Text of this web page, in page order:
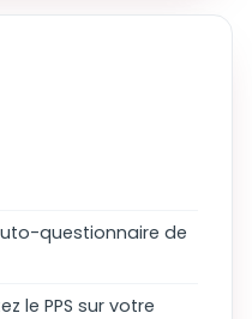
questionnaire de
le PPS sur votre